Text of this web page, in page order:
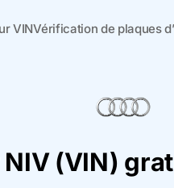
VINVérification de plaques
(VIN)